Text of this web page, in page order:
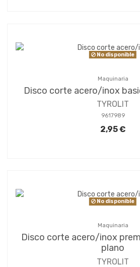
No disponible
Maquinaria
Disco corte acero/inox
TYROLIT
9617989
2,95 €
No disponible
Maquinaria
Disco corte acero/inox
plano
TYROLIT